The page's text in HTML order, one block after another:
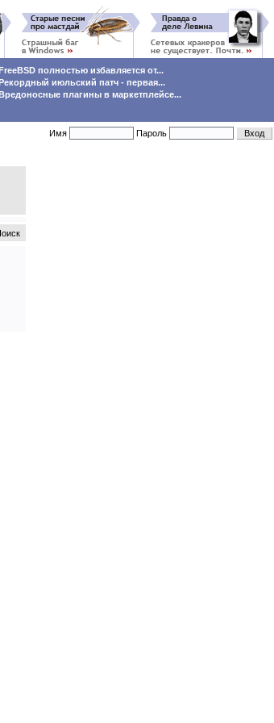
полностью избавляется от...
июльский патч - первая...
плагины в маркетплейсе...
Имя Пароль